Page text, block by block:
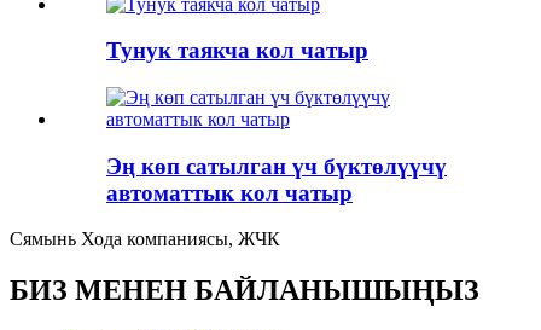
Тунук таякча кол чатыр
Эң көп сатылган үч бүктөлүүчү
автоматтык кол чатыр
Сямынь Хода компаниясы, ЖЧК
БИЗ МЕНЕН БАЙЛАНЫШЫҢЫЗ